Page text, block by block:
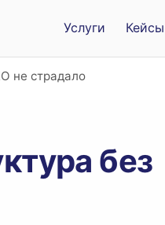
Услуги Кейсы
не страдало
без